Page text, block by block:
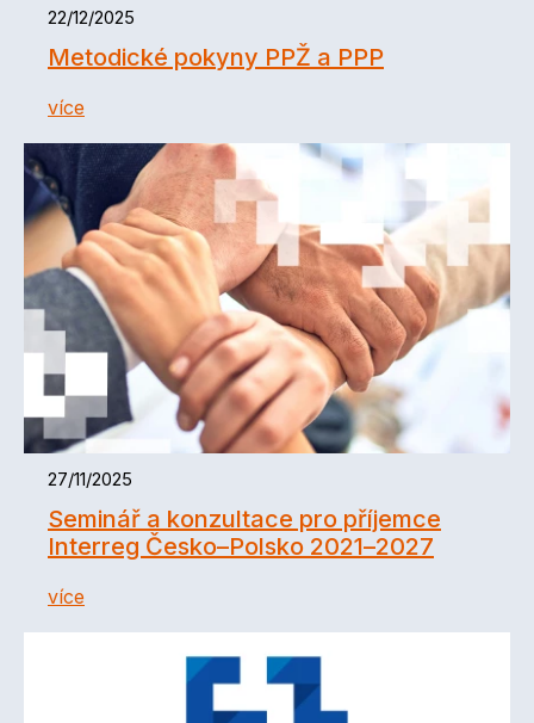
22/12/2025
Metodické pokyny PPŽ a PPP
více
27/11/2025
Seminář a konzultace pro příjemce
Interreg Česko–Polsko 2021–2027
více